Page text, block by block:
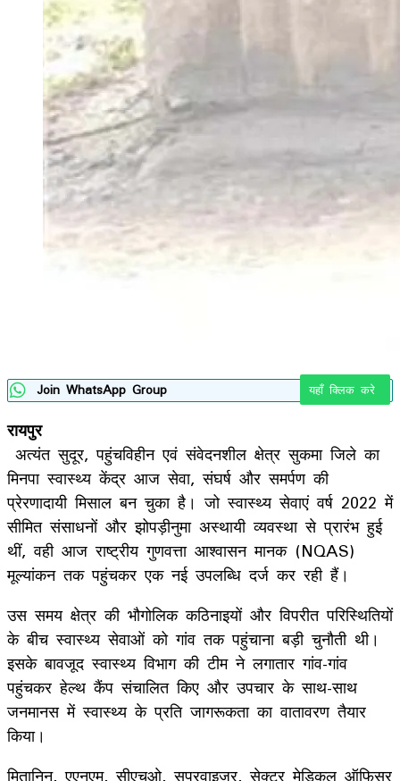
Join WhatsApp Group यहाँ क्लिक करे
रायपुर
अत्यंत सुदूर, पहुंचविहीन एवं संवेदनशील क्षेत्र सुकमा जिले का
मिनपा स्वास्थ्य केंद्र आज सेवा, संघर्ष और समर्पण की
प्रेरणादायी मिसाल बन चुका है। जो स्वास्थ्य सेवाएं वर्ष 2022 में
सीमित संसाधनों और झोपड़ीनुमा अस्थायी व्यवस्था से प्रारंभ हुई
थीं, वही आज राष्ट्रीय गुणवत्ता आश्वासन मानक (NQAS)
मूल्यांकन तक पहुंचकर एक नई उपलब्धि दर्ज कर रही हैं।
उस समय क्षेत्र की भौगोलिक कठिनाइयों और विपरीत परिस्थितियों
के बीच स्वास्थ्य सेवाओं को गांव तक पहुंचाना बड़ी चुनौती थी।
इसके बावजूद स्वास्थ्य विभाग की टीम ने लगातार गांव-गांव
पहुंचकर हेल्थ कैंप संचालित किए और उपचार के साथ-साथ
जनमानस में स्वास्थ्य के प्रति जागरूकता का वातावरण तैयार
किया।